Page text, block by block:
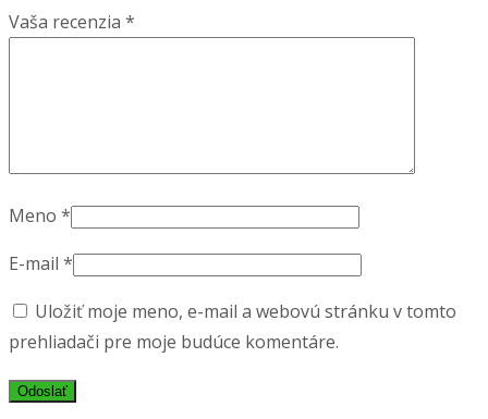
Vaša recenzia *
Meno *
E-mail *
Uložiť moje meno, e-mail a webovú stránku v tomto
prehliadači pre moje budúce komentáre.